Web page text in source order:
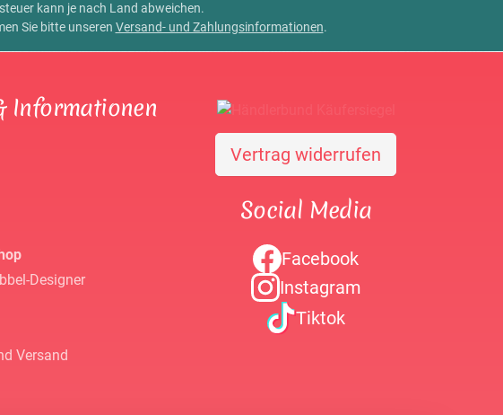
kann je nach Land abweichen.
Sie bitte unseren Versand- und Zahlungsinformationen.
Informationen
Designer
Versand
Vertrag widerrufen
Social Media
Facebook
Instagram
Tiktok